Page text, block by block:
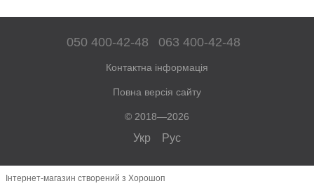
050 400-42-48 063 400-42-48
Контактна інформація
Повна версія сайту
© 2018—2026
Укр Рус
Інтернет-магазин створений з Хорошоп